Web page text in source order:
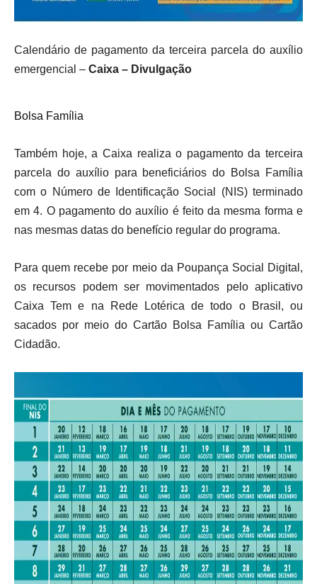
Calendário de pagamento da terceira parcela do auxílio
emergencial – Caixa – Divulgação
Bolsa Família
Também hoje, a Caixa realiza o pagamento da terceira
parcela do auxílio para beneficiários do Bolsa Família
com o Número de Identificação Social (NIS) terminado
em 4. O pagamento do auxílio é feito da mesma forma e
nas mesmas datas do benefício regular do programa.
Para quem recebe por meio da Poupança Social Digital,
os recursos podem ser movimentados pelo aplicativo
Caixa Tem e na Rede Lotérica de todo o Brasil, ou
sacados por meio do Cartão Bolsa Família ou Cartão
Cidadão.